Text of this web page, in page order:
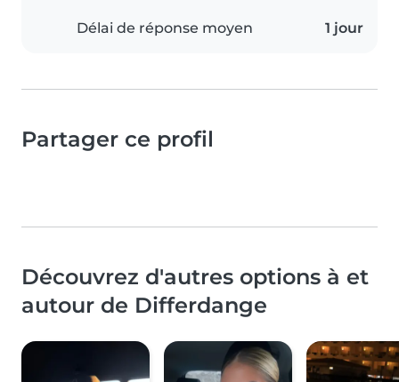
Délai de réponse moyen 1 jour
Partager ce profil
Découvrez d'autres options à et
autour de Differdange